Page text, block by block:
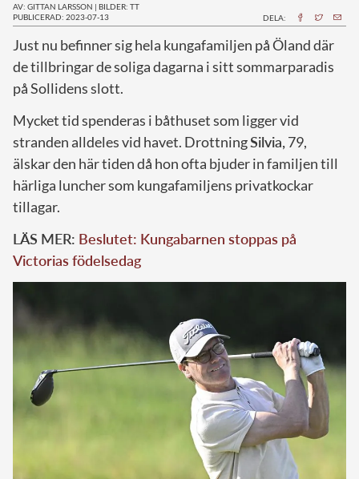
AV: GITTAN LARSSON | BILDER: TT
PUBLICERAD: 2023-07-13
DELA:
Just nu befinner sig hela kungafamiljen på Öland där
de tillbringar de soliga dagarna i sitt sommarparadis
på Sollidens slott.
Mycket tid spenderas i båthuset som ligger vid
stranden alldeles vid havet. DrottningSilvia, 79,
älskar den här tiden då hon ofta bjuder in familjen till
härliga luncher som kungafamiljens privatkockar
tillagar.
LÄS MER: Beslutet: Kungabarnen stoppas på
Victorias födelsedag